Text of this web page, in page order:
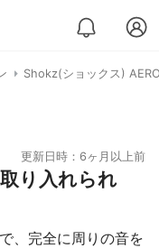
Shokz(ショックス)
更新日時：6ヶ月以上前
り入れられ
、完全に周りの音を